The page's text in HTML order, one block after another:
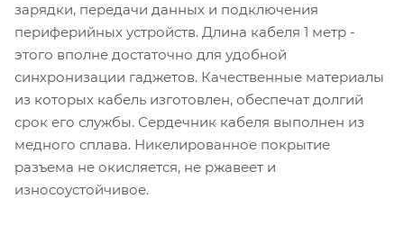
зарядки, передачи данных и подключения
периферийных устройств. Длина кабеля 1 метр -
этого вполне достаточно для удобной
синхронизации гаджетов. Качественные материалы
из которых кабель изготовлен, обеспечат долгий
срок его службы. Сердечник кабеля выполнен из
медного сплава. Никелированное покрытие
разъема не окисляется, не ржавеет и
износоустойчивое.